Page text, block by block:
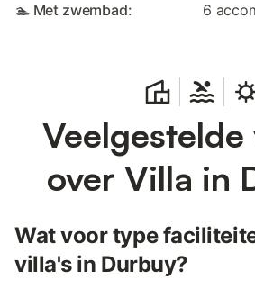
🏊 Met zwembad: 6
Veelgestelde
over Villa in
Wat voor type
villa's in Durbuy?